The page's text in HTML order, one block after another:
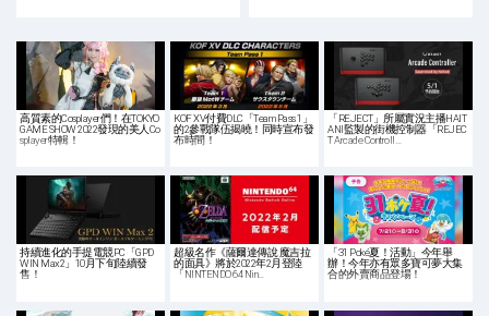
高質素的Cosplayer們！在TOKYO
GAME SHOW 2022發現的美人Co
splayer特輯！
KOF XV付費DLC「Team Pass 1」
的2參戰隊伍揭曉！同時宣布發
布時間！
「REJECT」所屬實況主播HAIT
ANI監製的街機控制器「REJEC
T Arcade Controll…
持續進化的手提電競PC「GPD
WIN Max2」10月下旬陸續發
售！
超級名作《薩爾達傳說 魔吉拉
的面具》將於2022年2月登陸
「NINTENDO 64 Nin…
「31 Poké夏！活動」今年舉
辦！今年亦有眾多寶可夢大集
合的外賣商品登場！